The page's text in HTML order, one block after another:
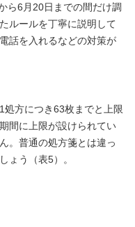
ら6月20日までの間だけ調
ルールを丁寧に説明して
話を入れるなどの対策が
処方につき63枚までと上限
間に上限が設けられてい
。普通の処方箋とは違っ
ょう（表5）。